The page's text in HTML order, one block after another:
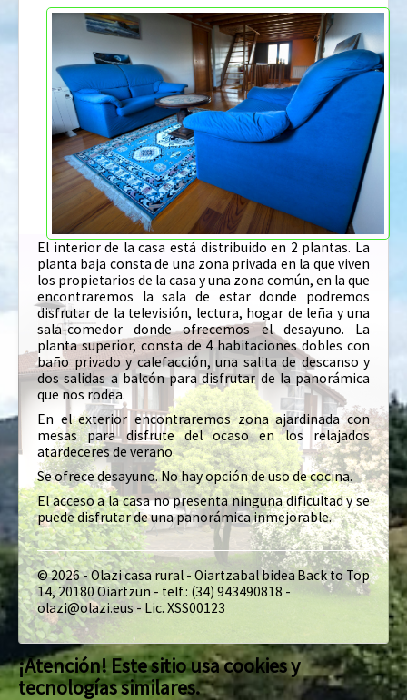
El interior de la casa está distribuido en 2 plantas. La
planta baja consta de una zona privada en la que viven
los propietarios de la casa y una zona común, en la que
encontraremos la sala de estar donde podremos
disfrutar de la televisión, lectura, hogar de leña y una
sala-comedor donde ofrecemos el desayuno. La
planta superior, consta de 4 habitaciones dobles con
baño privado y calefacción, una salita de descanso y
dos salidas a balcón para disfrutar de la panorámica
que nos rodea.
En el exterior encontraremos zona ajardinada con
mesas para disfrute del ocaso en los relajados
atardeceres de verano.
Se ofrece desayuno. No hay opción de uso de cocina.
El acceso a la casa no presenta ninguna dificultad y se
puede disfrutar de una panorámica inmejorable.
Back to Top
© 2026 - Olazi casa rural - Oiartzabal bidea
14, 20180 Oiartzun - telf.: (34) 943490818 -
olazi@olazi.eus - Lic. XSS00123
¡Atención! Este sitio usa cookies y
tecnologías similares.